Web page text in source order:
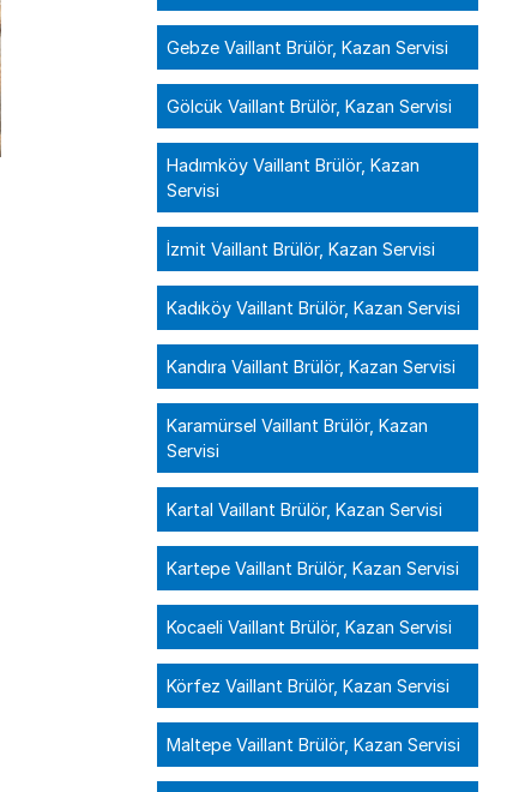
Gebze Vaillant Brülör, Kazan Servisi
Gölcük Vaillant Brülör, Kazan Servisi
Hadımköy Vaillant Brülör, Kazan
Servisi
İzmit Vaillant Brülör, Kazan Servisi
Kadıköy Vaillant Brülör, Kazan Servisi
Kandıra Vaillant Brülör, Kazan Servisi
Karamürsel Vaillant Brülör, Kazan
Servisi
Kartal Vaillant Brülör, Kazan Servisi
Kartepe Vaillant Brülör, Kazan Servisi
Kocaeli Vaillant Brülör, Kazan Servisi
Körfez Vaillant Brülör, Kazan Servisi
Maltepe Vaillant Brülör, Kazan Servisi